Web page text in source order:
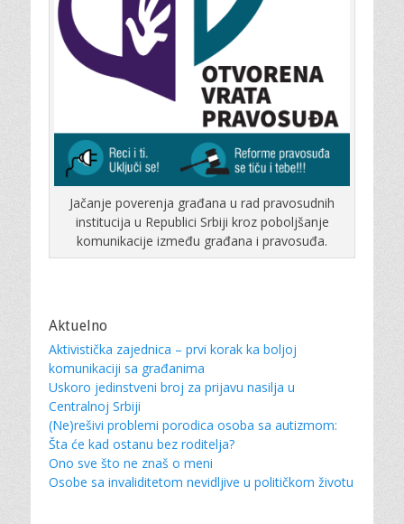
Jačanje poverenja građana u rad pravosudnih
institucija u Republici Srbiji kroz poboljšanje
komunikacije između građana i pravosuđa.
Aktuelno
Aktivistička zajednica – prvi korak ka boljoj
komunikaciji sa građanima
Uskoro jedinstveni broj za prijavu nasilja u
Centralnoj Srbiji
(Ne)rešivi problemi porodica osoba sa autizmom:
Šta će kad ostanu bez roditelja?
Ono sve što ne znaš o meni
Osobe sa invaliditetom nevidljive u političkom životu